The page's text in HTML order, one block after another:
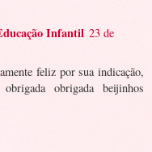
Infantil 23 de
feliz por sua indicação,
obrigada beijinhos